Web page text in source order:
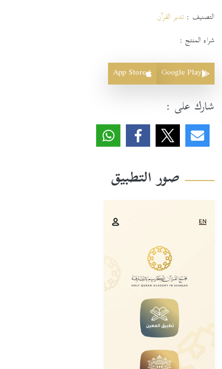
التصنيف : تدبر القرآن
شراء المنتج :
Google Play
App Store
شارك على :
صور التطبيق